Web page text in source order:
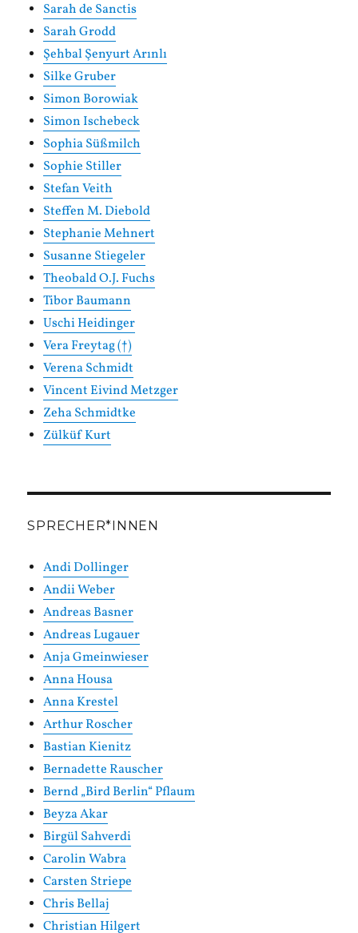
Sarah de Sanctis
Sarah Grodd
Şehbal Şenyurt Arınlı
Silke Gruber
Simon Borowiak
Simon Ischebeck
Sophia Süßmilch
Sophie Stiller
Stefan Veith
Steffen M. Diebold
Stephanie Mehnert
Susanne Stiegeler
Theobald O.J. Fuchs
Tibor Baumann
Uschi Heidinger
Vera Freytag (†)
Verena Schmidt
Vincent Eivind Metzger
Zeha Schmidtke
Zülküf Kurt
SPRECHER*INNEN
Andi Dollinger
Andii Weber
Andreas Basner
Andreas Lugauer
Anja Gmeinwieser
Anna Housa
Anna Krestel
Arthur Roscher
Bastian Kienitz
Bernadette Rauscher
Bernd „Bird Berlin“ Pflaum
Beyza Akar
Birgül Sahverdi
Carolin Wabra
Carsten Striepe
Chris Bellaj
Christian Hilgert